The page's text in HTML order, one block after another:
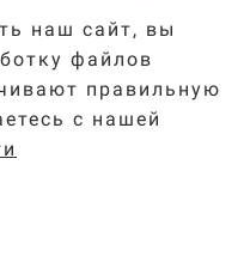
товары, далее
действие
Выбираем
наш сайт, вы
файлов
правильную
с нашей